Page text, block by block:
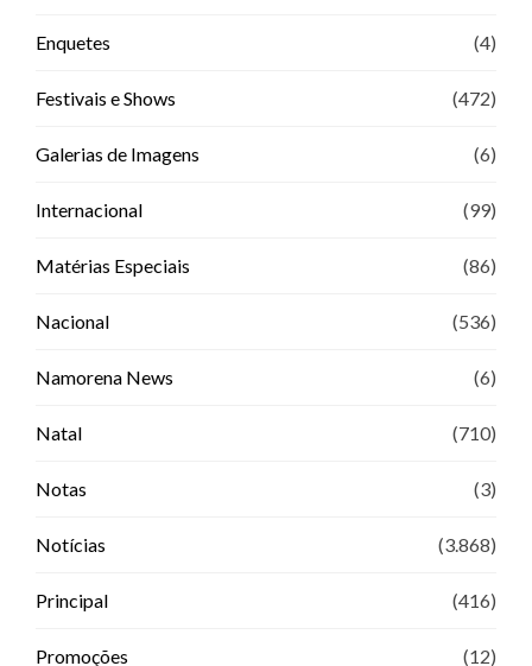
Enquetes (4)
Festivais e Shows (472)
Galerias de Imagens (6)
Internacional (99)
Matérias Especiais (86)
Nacional (536)
Namorena News (6)
Natal (710)
Notas (3)
Notícias (3.868)
Principal (416)
Promoções (12)